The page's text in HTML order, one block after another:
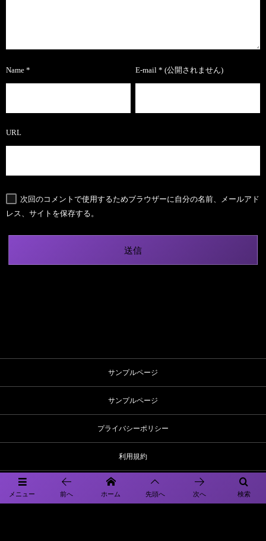
Name * E-mail * (公開されません)
URL
次回のコメントで使用するためブラウザーに自分の名前、メールアド
レス、サイトを保存する。
メニュー 検索
前へ ホーム 先頭へ 次へ
サンプルページ
サンプルページ
プライバシーポリシー
利用規約
インタビューのガイドライン